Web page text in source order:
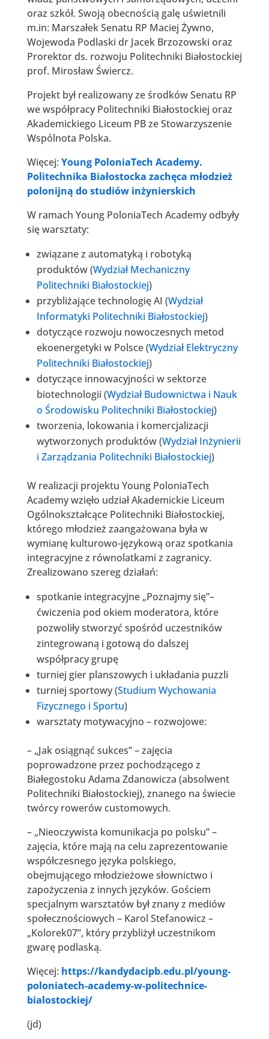
oraz szkół. Swoją obecnością galę uświetnili
m.in: Marszałek Senatu RP Maciej Żywno,
Wojewoda Podlaski dr Jacek Brzozowski oraz
Prorektor ds. rozwoju Politechniki Białostockiej
prof. Mirosław Świercz.
Projekt był realizowany ze środków Senatu RP
we współpracy Politechniki Białostockiej oraz
Akademickiego Liceum PB ze Stowarzyszenie
Wspólnota Polska.
Więcej: Young PoloniaTech Academy.
Politechnika Białostocka zachęca młodzież
polonijną do studiów inżynierskich
W ramach Young PoloniaTech Academy odbyły
się warsztaty:
związane z automatyką i robotyką
produktów (Wydział Mechaniczny
Politechniki Białostockiej)
przybliżające technologię AI (Wydział
Informatyki Politechniki Białostockiej)
dotyczące rozwoju nowoczesnych metod
ekoenergetyki w Polsce (Wydział Elektryczny
Politechniki Białostockiej)
dotyczące innowacyjności w sektorze
biotechnologii (Wydział Budownictwa i Nauk
o Środowisku Politechniki Białostockiej)
tworzenia, lokowania i komercjalizacji
wytworzonych produktów (Wydział Inżynierii
i Zarządzania Politechniki Białostockiej)
W realizacji projektu Young PoloniaTech
Academy wzięło udział Akademickie Liceum
Ogólnokształcące Politechniki Białostockiej,
którego młodzież zaangażowana była w
wymianę kulturowo-językową oraz spotkania
integracyjne z równolatkami z zagranicy.
Zrealizowano szereg działań:
spotkanie integracyjne „Poznajmy się”–
ćwiczenia pod okiem moderatora, które
pozwoliły stworzyć spośród uczestników
zintegrowaną i gotową do dalszej
współpracy grupę
turniej gier planszowych i układania puzzli
turniej sportowy (Studium Wychowania
Fizycznego i Sportu)
warsztaty motywacyjno – rozwojowe:
– „Jak osiągnąć sukces” – zajęcia
poprowadzone przez pochodzącego z
Białegostoku Adama Zdanowicza (absolwent
Politechniki Białostockiej), znanego na świecie
twórcy rowerów customowych.
– „Nieoczywista komunikacja po polsku” –
zajęcia, które mają na celu zaprezentowanie
współczesnego języka polskiego,
obejmującego młodzieżowe słownictwo i
zapożyczenia z innych języków. Gościem
specjalnym warsztatów był znany z mediów
społecznościowych – Karol Stefanowicz –
„Kolorek07”, który przybliżył uczestnikom
gwarę podlaską.
Więcej: https://kandydacipb.edu.pl/young-
poloniatech-academy-w-politechnice-
bialostockiej/
(jd)